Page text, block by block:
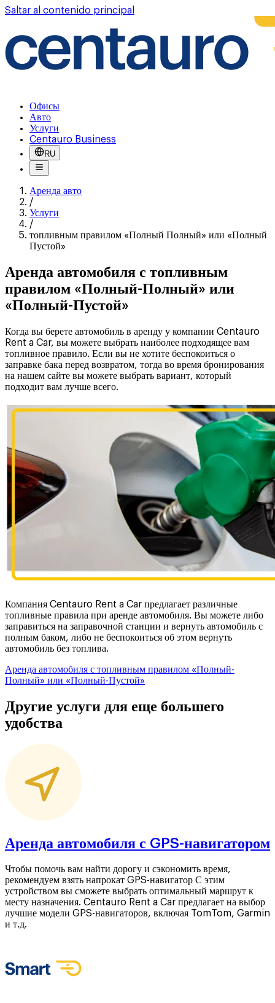
Saltar al contenido principal
Офисы
Авто
Услуги
Centauro Business
RU
Аренда авто
/
Услуги
/
топливным правилом «Полный Полный» или «Полный
Пустой»
Аренда автомобиля с топливным
правилом «Полный-Полный» или
«Полный-Пустой»
Когда вы берете автомобиль в аренду у компании Centauro
Rent a Car, вы можете выбрать наиболее подходящее вам
топливное правило. Если вы не хотите беспокоиться о
заправке бака перед возвратом, тогда во время бронирования
на нашем сайте вы можете выбрать вариант, который
подходит вам лучше всего.
Компания Centauro Rent a Car предлагает различные
топливные правила при аренде автомобиля. Вы можете либо
заправиться на заправочной станции и вернуть автомобиль с
полным баком, либо не беспокоиться об этом вернуть
автомобиль без топлива.
Аренда автомобиля с топливным правилом «Полный-
Полный» или «Полный-Пустой»
Другие услуги для еще большего
удобства
Аренда автомобиля с GPS-навигатором
Чтобы помочь вам найти дорогу и сэкономить время,
рекомендуем взять напрокат GPS-навигатор С этим
устройством вы сможете выбрать оптимальный маршрут к
месту назначения. Centauro Rent a Car предлагает на выбор
лучшие модели GPS-навигаторов, включая TomTom, Garmin
и т.д.